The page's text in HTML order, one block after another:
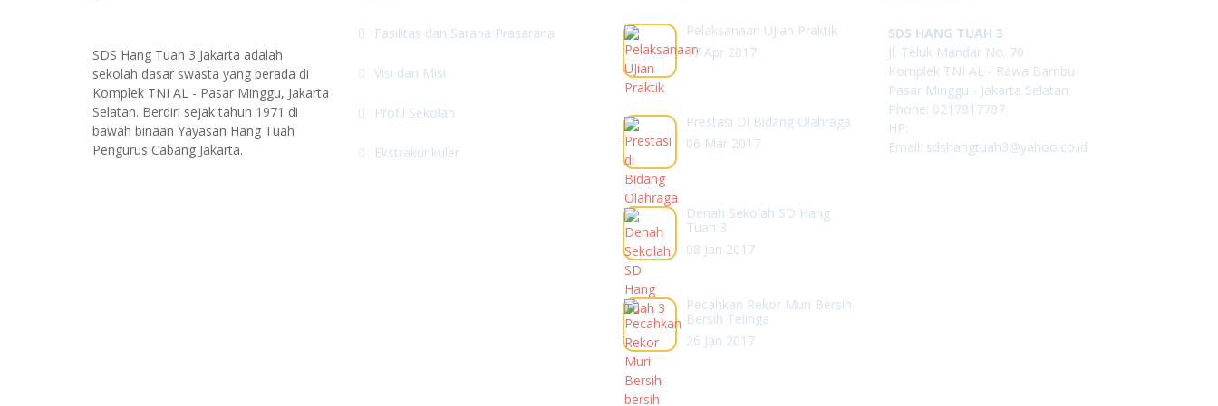
SDS Hang Tuah 3 Jakarta adalah
sekolah dasar swasta yang berada di
Komplek TNI AL - Pasar Minggu, Jakarta
Selatan. Berdiri sejak tahun 1971 di
bawah binaan Yayasan Hang Tuah
Pengurus Cabang Jakarta.
Fasilitas dan Sarana Prasarana
Visi dan Misi
Profil Sekolah
Ekstrakurikuler
Pelaksanaan UJian Praktik
17 Apr 2017
Prestasi Di Bidang Olahraga
06 Mar 2017
Denah Sekolah SD Hang
Tuah 3
08 Jan 2017
Pecahkan Rekor Muri Bersih-
Bersih Telinga
26 Jan 2017
SDS HANG TUAH 3
Jl. Teluk Mandar No. 70
Komplek TNI AL - Rawa Bambu
Pasar Minggu - Jakarta Selatan
Phone: 0217817787
HP:
Email: sdshangtuah3@yahoo.co.id